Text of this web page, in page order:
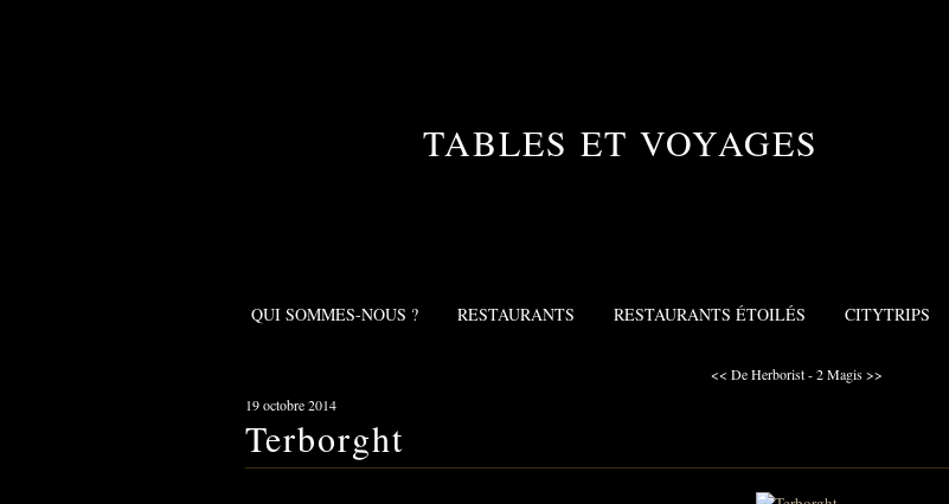
TABLES ET VOYAGES
QUI SOMMES-NOUS ? RESTAURANTS RESTAURANTS ÉTOILÉS CITYTRIPS
<< De Herborist - 2 Magis >>
19 octobre 2014
Terborght